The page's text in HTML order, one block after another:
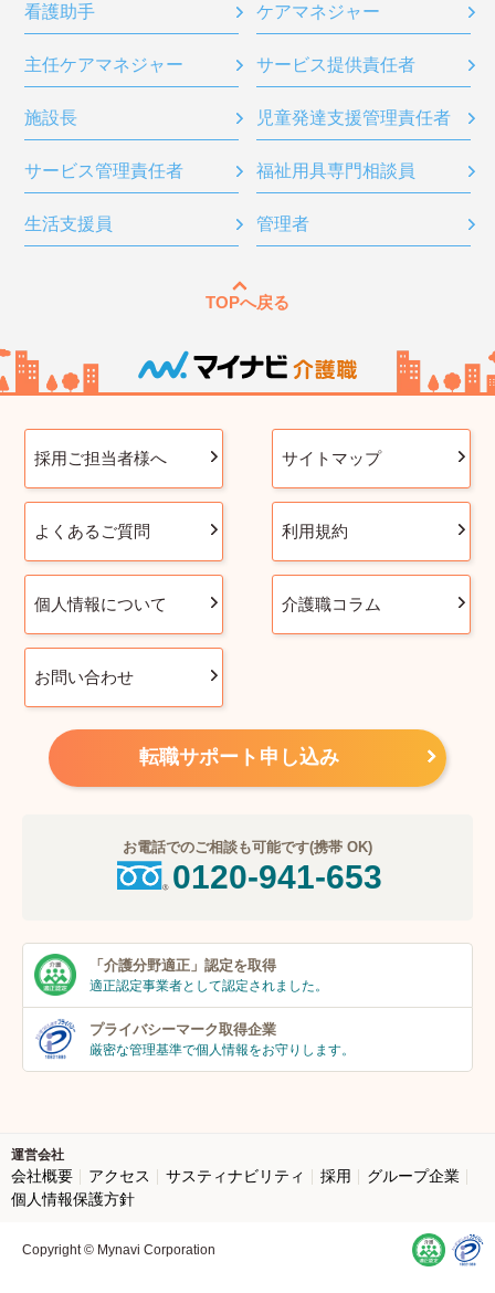
看護助手 ケアマネジャー
主任ケアマネジャー サービス提供責任者
施設長 児童発達支援管理責任者
サービス管理責任者 福祉用具専門相談員
生活支援員 管理者
TOPへ戻る
採用ご担当者様へ サイトマップ
よくあるご質問 利用規約
個人情報について 介護職コラム
お問い合わせ
転職サポート申し込み
お電話でのご相談も可能です(携帯 OK)
0120-941-653
「介護分野適正」 認定を取得
適正認定事業者として認定されました。
プライバシーマーク取得企業
厳密な管理基準で個人情報をお守りします。
運営会社
会社概要 アクセス サスティナビリティ 採用
グループ企業
個人情報保護方針
Copyright © Mynavi Corporation